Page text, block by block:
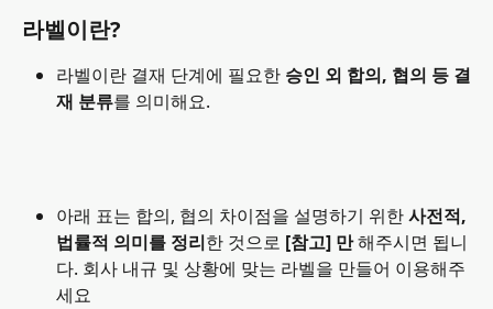
라벨이란?
라벨이란 결재 단계에 필요한 승인 외 합의, 협의 등 결
재 분류를 의미해요.
아래 표는 합의, 협의 차이점을 설명하기 위한 사전적,
법률적 의미를 정리한 것으로 [참고] 만 해주시면 됩니
다. 회사 내규 및 상황에 맞는 라벨을 만들어 이용해주
세요